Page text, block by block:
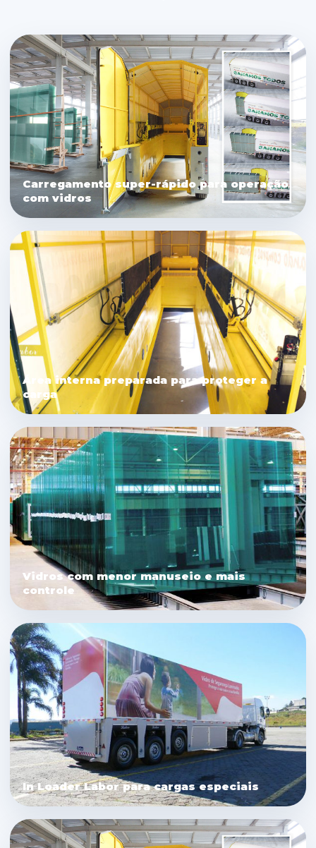
Carregamento super-rápido para operação
com vidros
Área interna preparada para proteger a
carga
Vidros com menor manuseio e mais
controle
In Loader Labor para cargas especiais